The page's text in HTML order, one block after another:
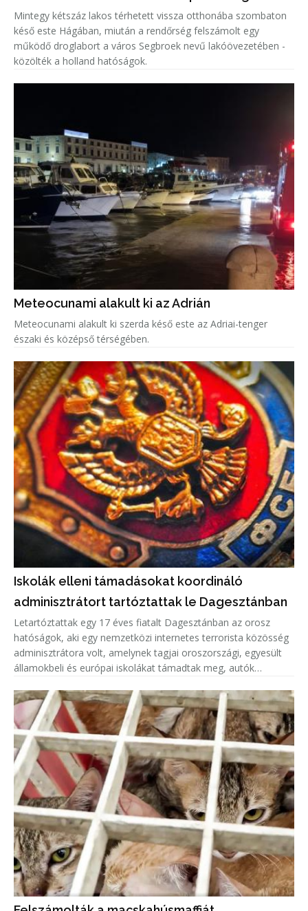
Mintegy kétszáz lakos térhetett vissza otthonába szombaton
késő este Hágában, miután a rendőrség felszámolt egy
működő droglabort a város Segbroek nevű lakóövezetében -
közölték a holland hatóságok.
Meteocunami alakult ki az Adrián
Meteocunami alakult ki szerda késő este az Adriai-tenger
északi és középső térségében.
Iskolák elleni támadásokat koordináló
adminisztrátort tartóztattak le Dagesztánban
Letartóztattak egy 17 éves fiatalt Dagesztánban az orosz
hatóságok, aki egy nemzetközi internetes terrorista közösség
adminisztrátora volt, amelynek tagjai oroszországi, egyesült
államokbeli és európai iskolákat támadtak meg, autók